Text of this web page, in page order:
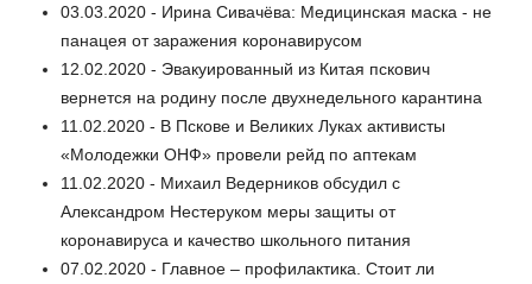
03.03.2020 - Ирина Сивачёва: Медицинская маска - не
панацея от заражения коронавирусом
12.02.2020 - Эвакуированный из Китая пскович
вернется на родину после двухнедельного карантина
11.02.2020 - В Пскове и Великих Луках активисты
«Молодежки ОНФ» провели рейд по аптекам
11.02.2020 - Михаил Ведерников обсудил с
Александром Нестеруком меры защиты от
коронавируса и качество школьного питания
07.02.2020 - Главное – профилактика. Стоит ли